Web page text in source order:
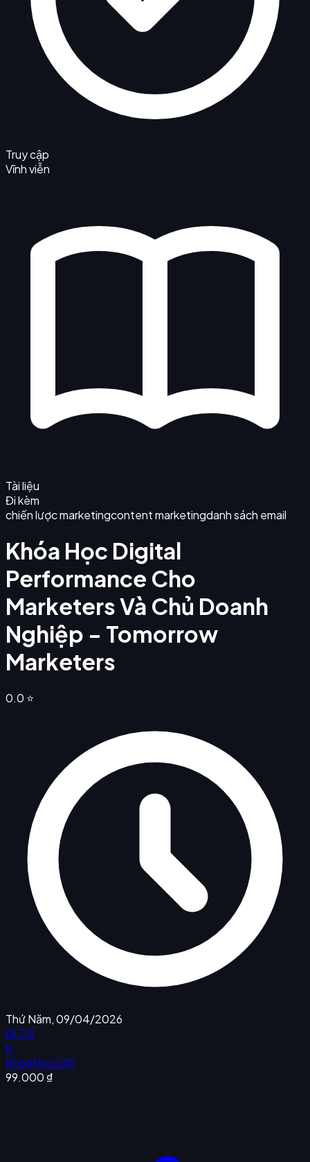
Truy cập
Vĩnh viễn
Tài liệu
Đi kèm
chiến lược marketingcontent marketingdanh sách email
Khóa Học Digital
Performance Cho
Marketers Và Chủ Doanh
Nghiệp - Tomorrow
Marketers
0.0 ⭐
Thứ Năm, 09/04/2026
Đi Tới
K
KhoaHoc24h
99.000 ₫